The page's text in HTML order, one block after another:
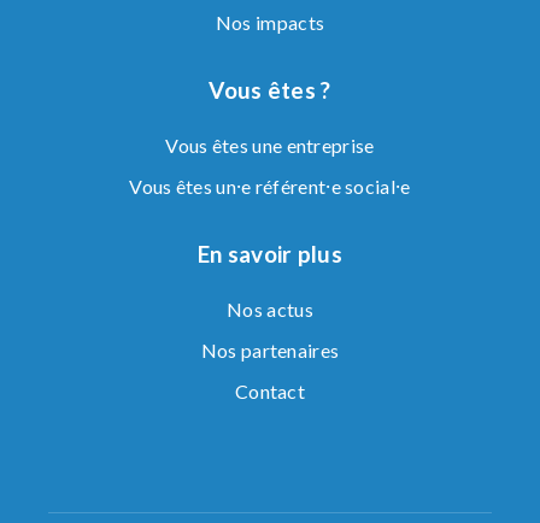
Nos impacts
Vous êtes ?
Vous êtes une entreprise
Vous êtes un⸱e référent⸱e social⸱e
En savoir plus
Nos actus
Nos partenaires
Contact